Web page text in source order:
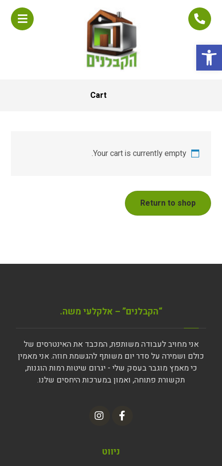
פתח סרגל נגישות
Cart
Your cart is currently empty.
Return to shop
“הקבלנים” – אלקלעי משה.
אני מחויב לעבודה משותפת, המכבד את האינטרסים של
כולם ושמירה על סדר יום משותף להגשמת חוזה. אני מאמין
כי מאמץ מוגבר בעסק שלי - יגרום שיטות רמות הוגנות,
תקשורת פתוחה, ואמון במערכות היחסים שלנו.
ניווט